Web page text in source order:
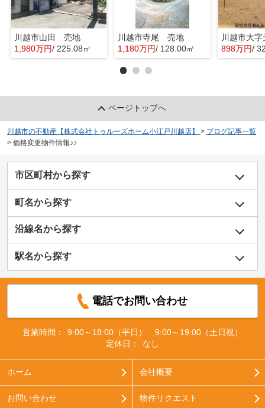
川越市山田 売地
1,980万円/ 225.08㎡
川越市寺尾 売地
1,180万円/ 128.00㎡ 898万円/
ページトップへ
川越市の不動産【株式会社トゥルーズホーム小江戸川越店】 > ブログ記事一覧
> 価格変更物件情報♪♪
市区町村から探す
町名から探す
沿線名から探す
駅名から探す
電話でお問い合わせ
営業時間：
9:00～18:00（平日） 9:00～19:00（土日祝）
定休日：
なし
ホーム 会社概要
お問い合わせ 物件リクエスト